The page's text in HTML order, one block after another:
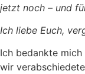
jetzt noch – und
Ich liebe Euch,
Ich bedankte
wir